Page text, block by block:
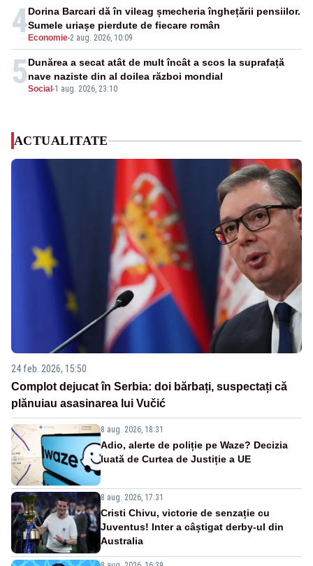
4 Economie-2 aug. 2026, 10:09
Dorina Barcari dă în vileag șmecheria înghețării pensiilor.
Sumele uriașe pierdute de fiecare român
5Social -1 aug. 2026, 23:10
Dunărea a secat atât de mult încât a scos la suprafață
nave naziste din al doilea război mondial
ACTUALITATE
24 feb. 2026, 15:50
Complot dejucat în Serbia: doi bărbați, suspectați că
plănuiau asasinarea lui Vučić
8 aug. 2026, 18:31
Adio, alerte de poliție pe Waze? Decizia
luată de Curtea de Justiție a UE
8 aug. 2026, 17:31
Cristi Chivu, victorie de senzație cu
Juventus! Inter a câștigat derby-ul din
Australia